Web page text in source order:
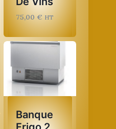
75,00 € HT
Banque